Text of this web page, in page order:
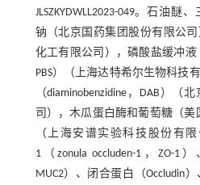
JLSZKYDWLL2023-049。石油
钠（北京国药集团股份有限公
化工有限公司），磷酸盐缓冲液
PBS）（上海达特希尔生物科技
（diaminobenzidine，DAB）（
司），木瓜蛋白酶和葡萄糖（美
（上海安谱实验科技股份有
1（zonula occluden-1，ZO-1
MUC2）、闭合蛋白（Occludin